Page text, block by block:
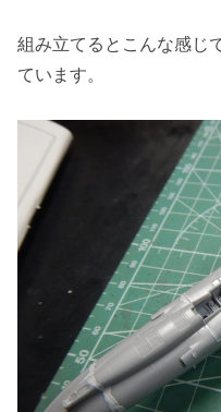
組み立てるとこんな感じ
ています。